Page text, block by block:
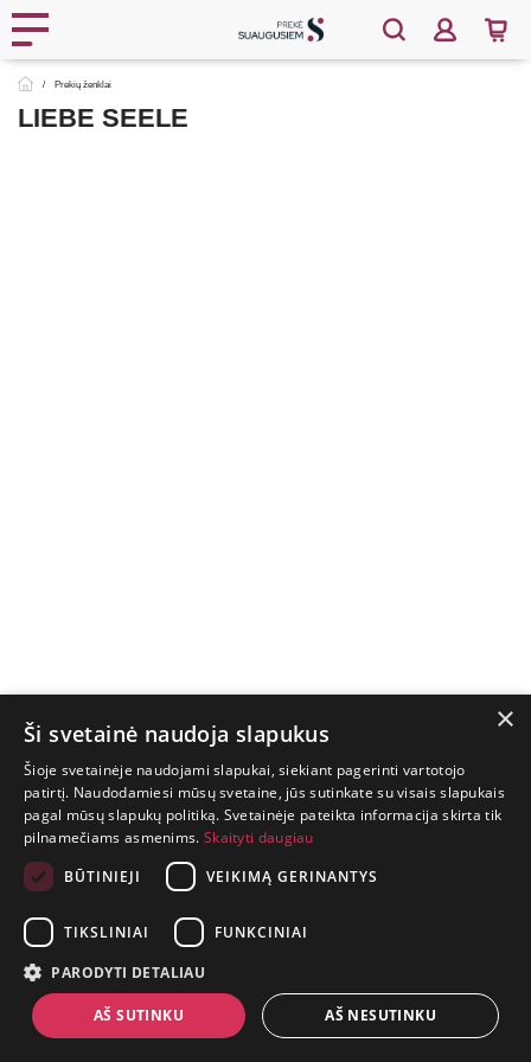
Prekių ženklai
LIEBE SEELE
GYVENIMAS
TRUMPAS.
PATIRK
NUOTYKĮ.
+370 650 88860
P. Lukšio g. 2, Vilnius ("Sigma" teritorija)
×
Ši svetainė naudoja slapukus
Šioje svetainėje naudojami slapukai, siekiant pagerinti vartotojo
patirtį. Naudodamiesi mūsų svetaine, jūs sutinkate su visais slapukais
pagal mūsų slapukų politiką. Svetainėje pateikta informacija skirta tik
pilnamečiams asmenims. Skaityti daugiau
BŪTINIEJI
VEIKIMĄ GERINANTYS
TIKSLINIAI FUNKCINIAI
PARODYTI DETALIAU
AŠ SUTINKU AŠ NESUTINKU